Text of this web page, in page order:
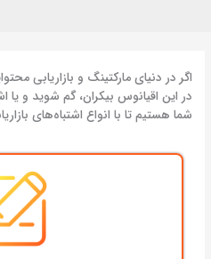
اگر در دنیای مارکتینگ و بازاریابی
در این اقیانوس بیکران، گم شوید و یا
شما هستیم تا با انواع اشتباه‌های